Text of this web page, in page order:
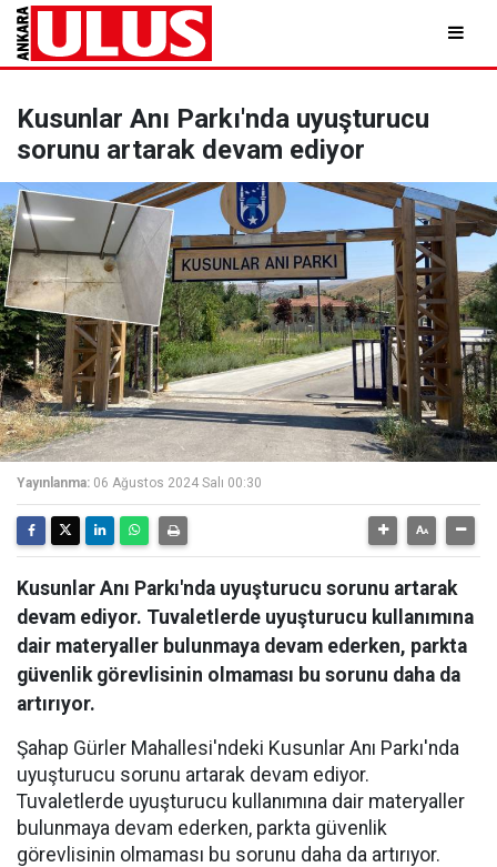
Kusunlar Anı Parkı'nda uyuşturucu
sorunu artarak devam ediyor
Yayınlanma: 06 Ağustos 2024 Salı 00:30
Kusunlar Anı Parkı'nda uyuşturucu sorunu artarak
devam ediyor. Tuvaletlerde uyuşturucu kullanımına
dair materyaller bulunmaya devam ederken, parkta
güvenlik görevlisinin olmaması bu sorunu daha da
artırıyor.
Şahap Gürler Mahallesi'ndeki Kusunlar Anı Parkı'nda
uyuşturucu sorunu artarak devam ediyor.
Tuvaletlerde uyuşturucu kullanımına dair materyaller
bulunmaya devam ederken, parkta güvenlik
görevlisinin olmaması bu sorunu daha da artırıyor.